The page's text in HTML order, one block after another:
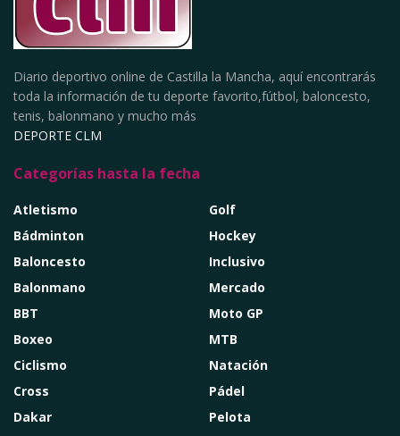
Diario deportivo online de Castilla la Mancha, aquí encontrarás
toda la información de tu deporte favorito,fútbol, baloncesto,
tenis, balonmano y mucho más
DEPORTE CLM
Categorías hasta la fecha
Atletismo
Bádminton
Baloncesto
Balonmano
BBT
Boxeo
Ciclismo
Cross
Dakar
Golf
Hockey
Inclusivo
Mercado
Moto GP
MTB
Natación
Pádel
Pelota